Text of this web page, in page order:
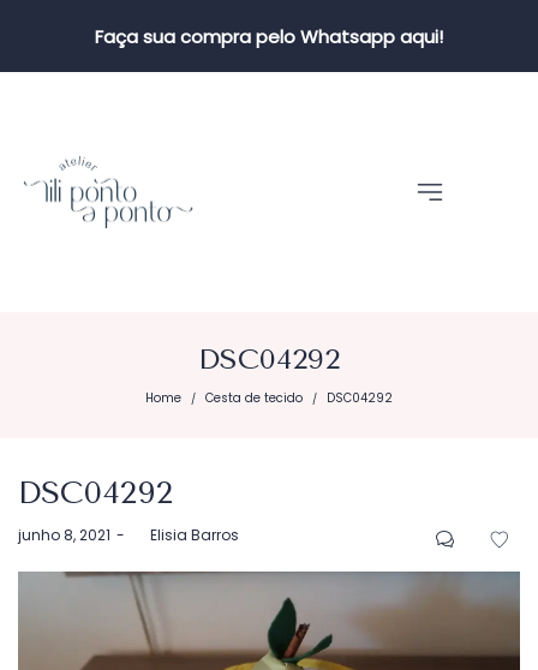
Faça sua compra pelo Whatsapp aqui!
DSC04292
Home / Cesta de tecido / DSC04292
DSC04292
Postado
junho 8, 2021 byElisia Barros